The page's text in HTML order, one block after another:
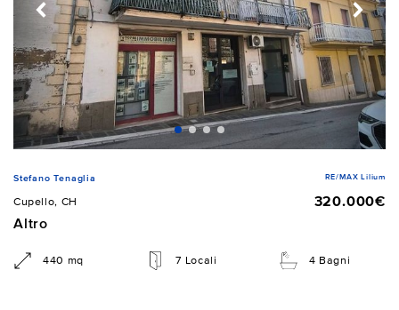
Stefano Tenaglia RE/MAX Lilium
Cupello, CH
320.000€
Altro
440 mq 7 Locali 4 Bagni